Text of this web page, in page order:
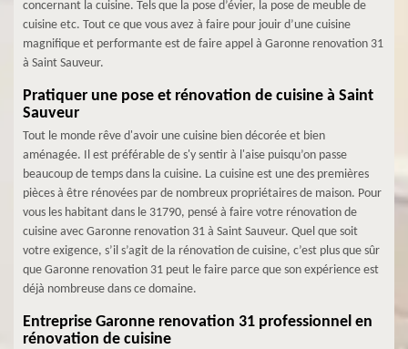
concernant la cuisine. Tels que la pose d’évier, la pose de meuble de
cuisine etc. Tout ce que vous avez à faire pour jouir d’une cuisine
magnifique et performante est de faire appel à Garonne renovation 31
à Saint Sauveur.
Pratiquer une pose et rénovation de cuisine à Saint
Sauveur
Tout le monde rêve d'avoir une cuisine bien décorée et bien
aménagée. Il est préférable de s'y sentir à l'aise puisqu’on passe
beaucoup de temps dans la cuisine. La cuisine est une des premières
pièces à être rénovées par de nombreux propriétaires de maison. Pour
vous les habitant dans le 31790, pensé à faire votre rénovation de
cuisine avec Garonne renovation 31 à Saint Sauveur. Quel que soit
votre exigence, s’il s’agit de la rénovation de cuisine, c’est plus que sûr
que Garonne renovation 31 peut le faire parce que son expérience est
déjà nombreuse dans ce domaine.
Entreprise Garonne renovation 31 professionnel en
rénovation de cuisine